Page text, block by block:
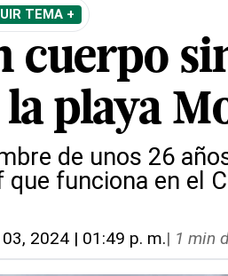
TEMA +
cuerpo
playa
de unos 26
funciona en el
2024 | 01:49 p. m.| 1 min